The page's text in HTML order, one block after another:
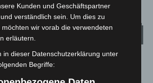
Wetter
Kunden und Geschäftspartner
verständlich sein. Um dies zu
wir vorab die verwendeten
erläutern.
in dieser Datenschutzerklärung unter
Begriffe: